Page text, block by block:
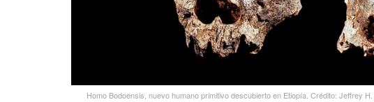
Homo Bodoensis, nuevo humano primitivo descubierto en Etiopía. Crédito: Jeffrey